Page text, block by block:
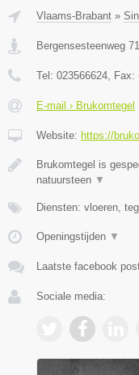
Vlaams-Brabant »
Bergensesteenweg
Tel: 023566624 , Fax:
E-mail › Brukomtegel
Website: https://
Brukomtegel is
natuursteen ▼
Diensten: vloeren,
Openingstijden ▼
Laatste facebook
Sociale media: